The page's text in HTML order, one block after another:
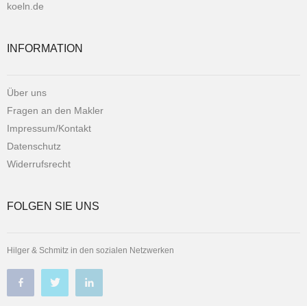
koeln.de
INFORMATION
Über uns
Fragen an den Makler
Impressum/Kontakt
Datenschutz
Widerrufsrecht
FOLGEN SIE UNS
Hilger & Schmitz in den sozialen Netzwerken